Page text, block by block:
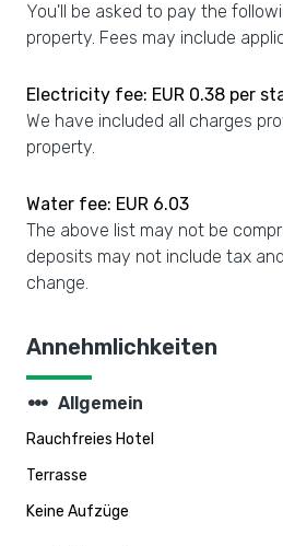
You'll be asked to pay the
property. Fees may include
Electricity fee: EUR 0.38 per
We have included all charges
property.
Water fee: EUR 6.03
The above list may not be
deposits may not include tax
change.
Annehmlichkeiten
steppers Allgemein
Rauchfreies Hotel
Terrasse
Keine Aufzüge